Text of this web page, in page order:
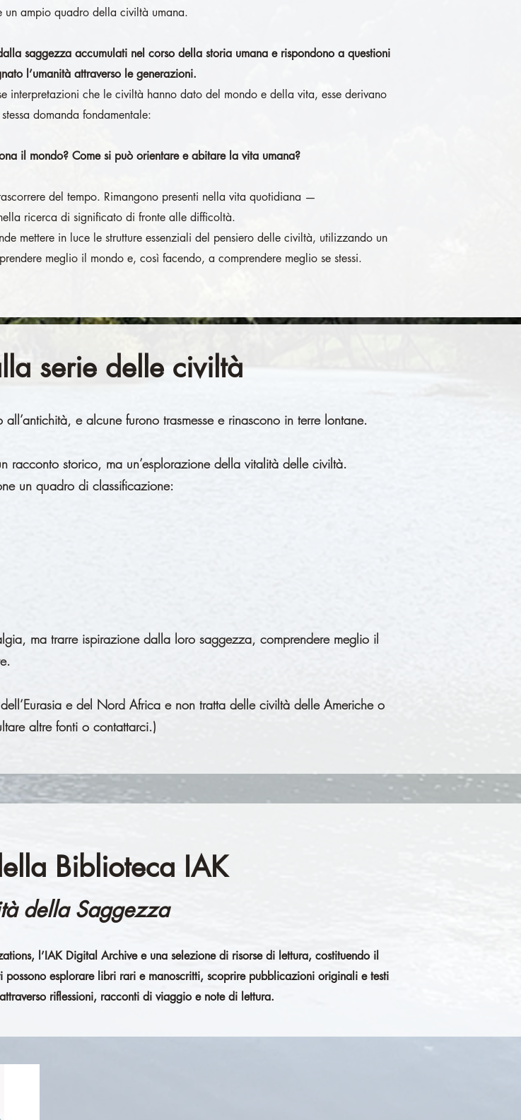
un ampio quadro della civiltà umana.
saggezza accumulati nel corso della storia umana e rispondono a questioni
l’umanità attraverso le generazioni.
interpretazioni che le civiltà hanno dato del mondo e della vita, esse derivano
domanda fondamentale:
il mondo? Come si può orientare e abitare la vita umana?
del tempo. Rimangono presenti nella vita quotidiana —
ricerca di significato di fronte alle difficoltà.
mettere in luce le strutture essenziali del pensiero delle civiltà, utilizzando un
meglio il mondo e, così facendo, a comprendere meglio se stessi.
serie delle civiltà
e alcune furono trasmesse e rinascono in terre lontane.
racconto storico, ma un’esplorazione della vitalità delle civiltà.
un quadro di classificazione:
ma trarre ispirazione dalla loro saggezza, comprendere meglio il
e del Nord Africa e non tratta delle civiltà delle Americhe o
altre fonti o contattarci.)
Biblioteca IAK
della Saggezza
l’IAK Digital Archive e una selezione di risorse di lettura, costituendo il
esplorare libri rari e manoscritti, scoprire pubblicazioni originali e testi
riflessioni, racconti di viaggio e note di lettura.